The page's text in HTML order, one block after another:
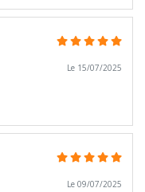
Le 15/07/2025
Le 09/07/2025